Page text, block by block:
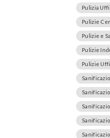
Pulizia
Pulizie
Pulizie e
Pulizie
Pulizie